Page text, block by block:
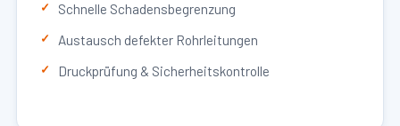
Schnelle Schadensbegrenzung
Austausch defekter Rohrleitungen
Druckprüfung & Sicherheitskontrolle